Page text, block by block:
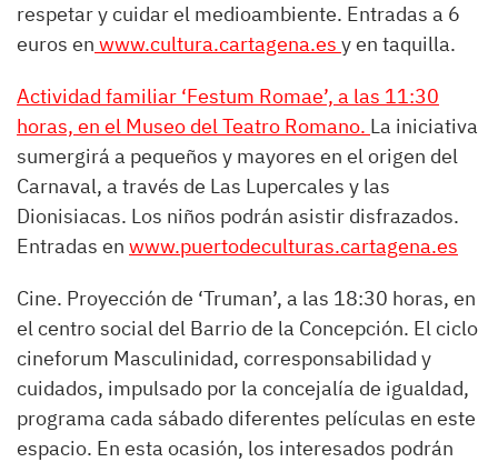
respetar y cuidar el medioambiente. Entradas a 6
euros en www.cultura.cartagena.es y en taquilla.
Actividad familiar ‘Festum Romae’, a las 11:30
horas, en el Museo del Teatro Romano. La iniciativa
sumergirá a pequeños y mayores en el origen del
Carnaval, a través de Las Lupercales y las
Dionisiacas. Los niños podrán asistir disfrazados.
Entradas en www.puertodeculturas.cartagena.es
Cine. Proyección de ‘Truman’, a las 18:30 horas, en
el centro social del Barrio de la Concepción. El ciclo
cineforum Masculinidad, corresponsabilidad y
cuidados, impulsado por la concejalía de igualdad,
programa cada sábado diferentes películas en este
espacio. En esta ocasión, los interesados podrán